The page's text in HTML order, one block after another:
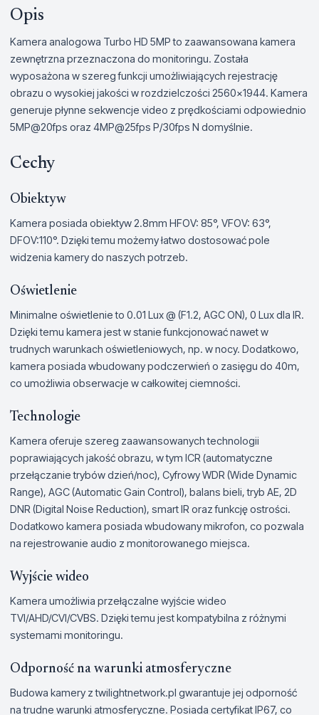
Opis
Kamera analogowa Turbo HD 5MP to zaawansowana kamera
zewnętrzna przeznaczona do monitoringu. Została
wyposażona w szereg funkcji umożliwiających rejestrację
obrazu o wysokiej jakości w rozdzielczości 2560x1944. Kamera
generuje płynne sekwencje video z prędkościami odpowiednio
5MP@20fps oraz 4MP@25fps P/30fps N domyślnie.
Cechy
Obiektyw
Kamera posiada obiektyw 2.8mm HFOV: 85°, VFOV: 63°,
DFOV:110°. Dzięki temu możemy łatwo dostosować pole
widzenia kamery do naszych potrzeb.
Oświetlenie
Minimalne oświetlenie to 0.01 Lux @ (F1.2, AGC ON), 0 Lux dla IR.
Dzięki temu kamera jest w stanie funkcjonować nawet w
trudnych warunkach oświetleniowych, np. w nocy. Dodatkowo,
kamera posiada wbudowany podczerwień o zasięgu do 40m,
co umożliwia obserwacje w całkowitej ciemności.
Technologie
Kamera oferuje szereg zaawansowanych technologii
poprawiających jakość obrazu, w tym ICR (automatyczne
przełączanie trybów dzień/noc), Cyfrowy WDR (Wide Dynamic
Range), AGC (Automatic Gain Control), balans bieli, tryb AE, 2D
DNR (Digital Noise Reduction), smart IR oraz funkcję ostrości.
Dodatkowo kamera posiada wbudowany mikrofon, co pozwala
na rejestrowanie audio z monitorowanego miejsca.
Wyjście wideo
Kamera umożliwia przełączalne wyjście wideo
TVI/AHD/CVI/CVBS. Dzięki temu jest kompatybilna z różnymi
systemami monitoringu.
Odporność na warunki atmosferyczne
Budowa kamery z twilightnetwork.pl gwarantuje jej odporność
na trudne warunki atmosferyczne. Posiada certyfikat IP67, co